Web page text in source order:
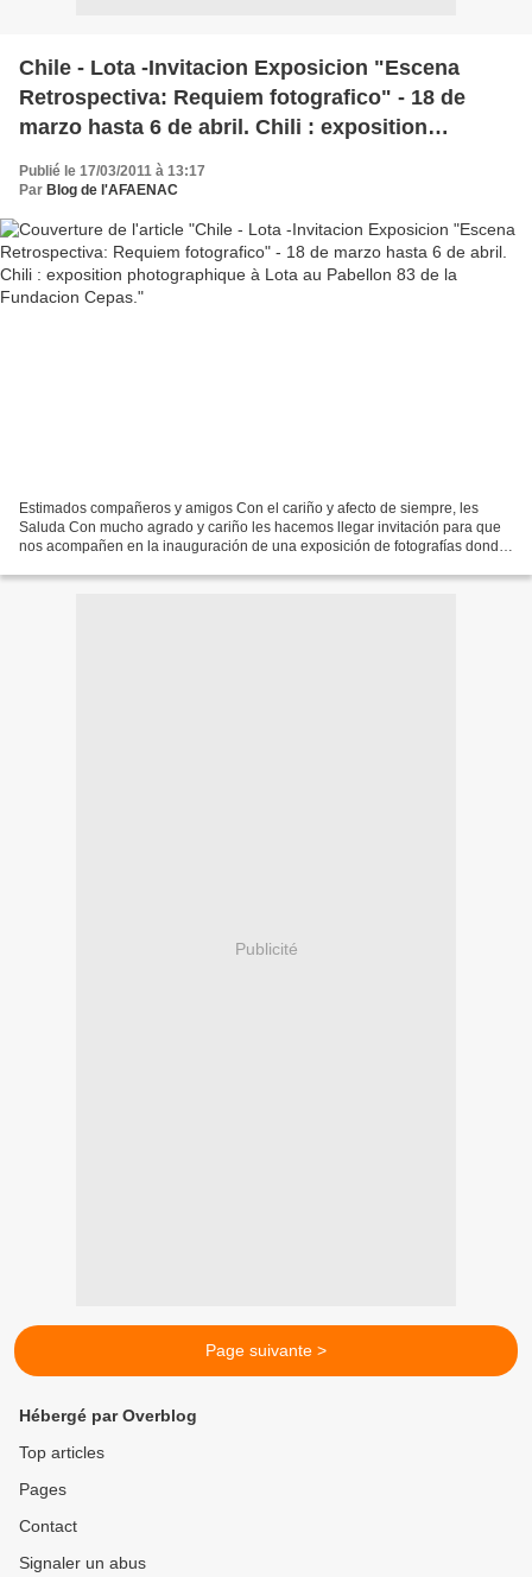
Chile - Lota -Invitacion Exposicion "Escena
Retrospectiva: Requiem fotografico" - 18 de
marzo hasta 6 de abril. Chili : exposition
photographique à Lota au Pabellon 83 de la
Fundacion Cepas.
Publié le 17/03/2011 à 13:17
Par Blog de l'AFAENAC
Estimados compañeros y amigos Con el cariño y afecto de siempre, les
Saluda Con mucho agrado y cariño les hacemos llegar invitación para que
nos acompañen en la inauguración de una exposición de fotografías donde
Publicité
Page suivante >
Hébergé par Overblog
Top articles
Pages
Contact
Signaler un abus